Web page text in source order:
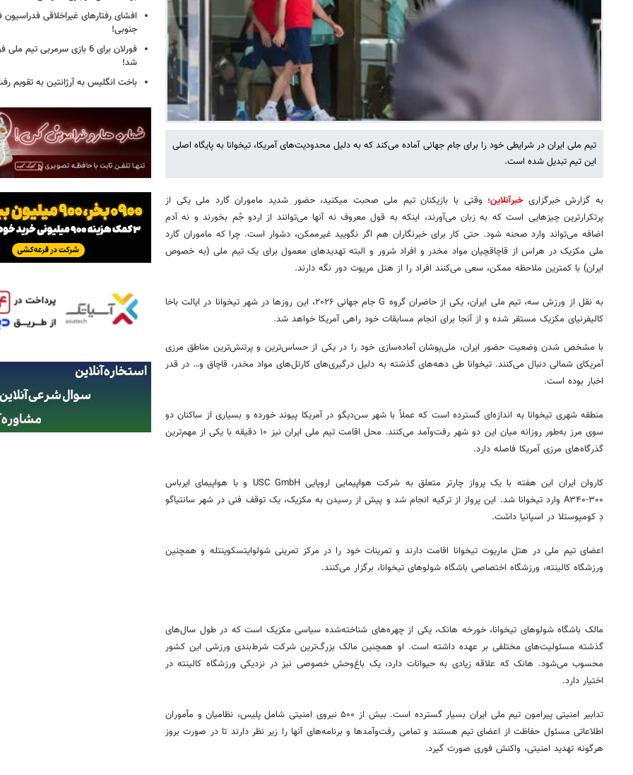
تیم ملی ایران در شرایطی خود را برای جام جهانی آماده می‌کند که به دلیل محدودیت‌های آمریکا، تیخوانا به پایگاه اصلی
این تیم تبدیل شده است.
به گزارش خبرگزاریخبرآنلاین؛ وقتی با بازیکنان تیم ملی صحبت میکنید، حضور شدید ماموران گارد ملی یکی از
پرتکرارترین چیزهایی است که به زبان می‌آورند، اینکه به قول معروف نه آنها می‌توانند از اردو جُم بخورند و نه آدم
اضافه می‌تواند وارد صحنه شود. حتی کار برای خبرنگاران هم اگر نگویید غیرممکن، دشوار است. چرا که ماموران گارد
ملی مکزیک در هراس از قاچاقچیان مواد مخدر و افراد شرور و البته تهدیدهای معمول برای یک تیم ملی (به خصوص
ایران) با کمترین ملاحظه ممکن، سعی می‌کنند افراد را از هتل مریوت دور نگه دارند.
به نقل از ورزش سه، تیم ملی ایران، یکی از حاضران گروه G جام جهانی ۲۰۲۶، این روزها در شهر تیخوانا در ایالت باخا
کالیفرنیای مکزیک مستقر شده و از آنجا برای انجام مسابقات خود راهی آمریکا خواهد شد.
با مشخص شدن وضعیت حضور ایران، ملی‌پوشان آماده‌سازی خود را در یکی از حساس‌ترین و پرتنش‌ترین مناطق مرزی
آمریکای شمالی دنبال می‌کنند. تیخوانا طی دهه‌های گذشته به دلیل درگیری‌های کارتل‌های مواد مخدر، قاچاق و… در قدر
اخبار بوده است.
منطقه شهری تیخوانا به اندازه‌ای گسترده است که عملاً با شهر سن‌دیگو در آمریکا پیوند خورده و بسیاری از ساکنان دو
سوی مرز به‌طور روزانه میان این دو شهر رفت‌وآمد می‌کنند. محل اقامت تیم ملی ایران نیز ۱۰ دقیقه با یکی از مهم‌ترین
گذرگاه‌های مرزی آمریکا فاصله دارد.
کاروان ایران این هفته با یک پرواز چارتر متعلق به شرکت هواپیمایی اروپایی USC GmbH و با هواپیمای ایرباس
A۳۴۰-۳۰۰ وارد تیخوانا شد. این پرواز از ترکیه انجام شد و پیش از رسیدن به مکزیک، یک توقف فنی در شهر سانتیاگو
دِ کومپوستلا در اسپانیا داشت.
اعضای تیم ملی در هتل ماریوت تیخوانا اقامت دارند و تمرینات خود را در مرکز تمرینی شولوایتسکوینتله و همچنین
ورزشگاه کالینته، ورزشگاه اختصاصی باشگاه شولوهای تیخوانا، برگزار می‌کنند.
مالک باشگاه شولوهای تیخوانا، خورخه هانک، یکی از چهره‌های شناخته‌شده سیاسی مکزیک است که در طول سال‌های
گذشته مسئولیت‌های مختلفی بر عهده داشته است. او همچنین مالک بزرگ‌ترین شرکت شرط‌بندی ورزشی این کشور
محسوب می‌شود. هانک که علاقه زیادی به حیوانات دارد، یک باغ‌وحش خصوصی نیز در نزدیکی ورزشگاه کالینته در
اختیار دارد.
تدابیر امنیتی پیرامون تیم ملی ایران بسیار گسترده است. بیش از ۵۰۰ نیروی امنیتی شامل پلیس، نظامیان و مأموران
اطلاعاتی مسئول حفاظت از اعضای تیم هستند و تمامی رفت‌وآمدها و برنامه‌های آنها را زیر نظر دارند تا در صورت بروز
هرگونه تهدید امنیتی، واکنش فوری صورت گیرد.
افشای رفتارهای غیراخلاقی فدراسیون
جنوبی!
فورلان برای 6 بازی سرمربی تیم
شد!
باخت انگلیس به آرژانتین به تقویم